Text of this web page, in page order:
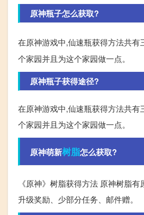
原神瓶子怎么获取?
在原神游戏中,仙速瓶获得方法共有
个家园并且为这个家园做一点。
原神瓶子获得途径?
在原神游戏中,仙速瓶获得方法共
个家园并且为这个家园做一点。
原神萌新树脂怎么获取?
《原神》树脂获得方法 原神树脂
升级奖励、少部分任务、邮件赠。